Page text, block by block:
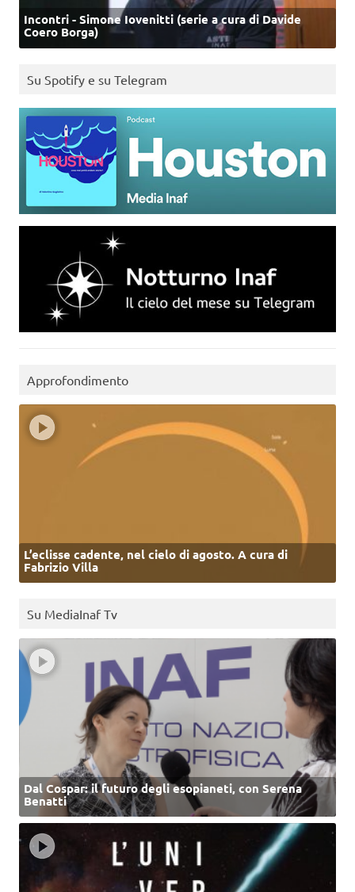
Incontri - Simone Iovenitti (serie a cura di Davide
Coero Borga)
Su Spotify e su Telegram
Approfondimento
L’eclisse cadente, nel cielo di agosto. A cura di
Fabrizio Villa
Su MediaInaf Tv
Dal Cospar: il futuro degli esopianeti, con Serena
Benatti